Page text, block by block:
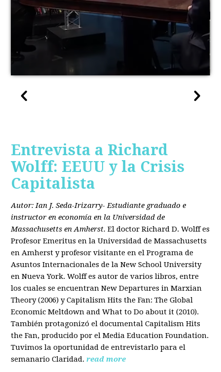
Entrevista a Richard
Wolff: EEUU y la Crisis
Capitalista
Autor: Ian J. Seda-Irizarry- Estudiante graduado e
instructor en economía en la Universidad de
Massachusetts en Amherst. El doctor Richard D. Wolff es
Profesor Emeritus en la Universidad de Massachusetts
en Amherst y profesor visitante en el Programa de
Asuntos Internacionales de la New School University
en Nueva York. Wolff es autor de varios libros, entre
los cuales se encuentran New Departures in Marxian
Theory (2006) y Capitalism Hits the Fan: The Global
Economic Meltdown and What to Do about it (2010).
También protagonizó el documental Capitalism Hits
the Fan, producido por el Media Education Foundation.
Tuvimos la oportunidad de entrevistarlo para el
semanario Claridad. read more